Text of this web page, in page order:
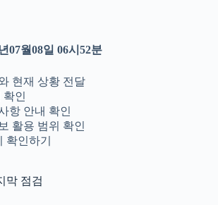
07월08일 06시52분
현재 상황 전달
인
항 안내 확인
활용 범위 확인
확인하기
막 점검